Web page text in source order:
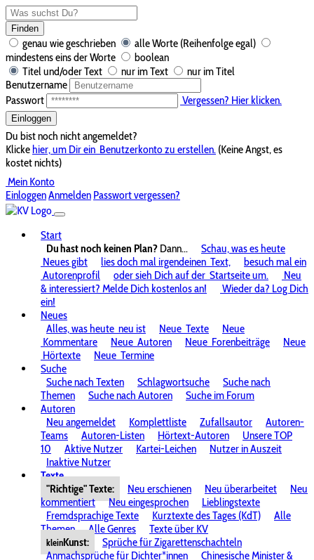
Finden
genau wie geschrieben
alle Worte (Reihenfolge egal)
mindestens eins der Worte
boolean
Titel und/oder Text
nur im Text
nur im Titel
Benutzername
Passwort
Vergessen? Hier klicken.
Einloggen
Du bist noch nicht angemeldet?
Klickehier, um Dir ein Benutzerkonto zu erstellen. (Keine Angst, es
kostet nichts)
Mein Konto
EinloggenAnmelden Passwort vergessen?
Start
Du hast noch keinen Plan? Dann...
Schau, was es heute
Neues gibt
lies doch mal irgendeinen Text,
besuch mal ein
Autorenprofil
oder sieh Dich auf der Startseite um.
Neu
& interessiert? Melde Dich kostenlos an!
Wieder da? Log Dich
ein!
Neues
Alles, was heute neu ist Neue Texte
Neue
Kommentare
Neue Autoren Neue Forenbeiträge
Neue
Hörtexte
Neue Termine
Suche
Suche nach Texten
Schlagwortsuche
Suche nach
Themen
Suche nach Autoren
Suche im Forum
Autoren
Neu angemeldet
Komplettliste Zufallsautor
Autoren-
Teams
Autoren-Listen Hörtext-Autoren
Unsere TOP
10
Aktive Nutzer Kartei-Leichen
Nutzer in Auszeit
Inaktive Nutzer
Texte
"Richtige" Texte:
Neu erschienen Neu überarbeitet
Neu
kommentiert
Neu eingesprochen
Lieblingstexte
Fremdsprachige Texte
Kurztexte des Tages (KdT)
Alle
Themen
Alle Genres Texte über KV
kleinKunst:
Sprüche für Zigarettenschachteln
Anmachsprüche für Dichter*innen
Chinesische Minister &